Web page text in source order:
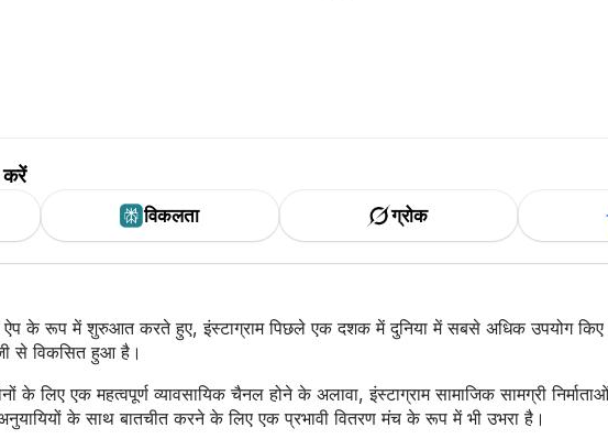
करें
विकलता ग्रोक
के रूप में शुरुआत करते हुए, इंस्टाग्राम पिछले एक दशक में दुनिया में सबसे अधिक उपयोग किए
से विकसित हुआ है।
के लिए एक महत्वपूर्ण व्यावसायिक चैनल होने के अलावा, इंस्टाग्राम सामाजिक सामग्री
के साथ बातचीत करने के लिए एक प्रभावी वितरण मंच के रूप में भी उभरा है।